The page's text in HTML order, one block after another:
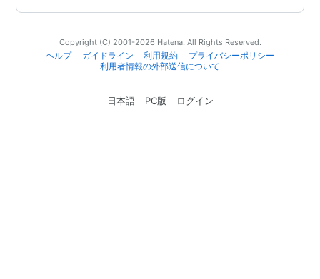
Copyright (C) 2001-2026 Hatena. All Rights Reserved.
ヘルプ
ガイドライン 利用規約
プライバシーポリシー
利用者情報の外部送信について
日本語 PC版 ログイン